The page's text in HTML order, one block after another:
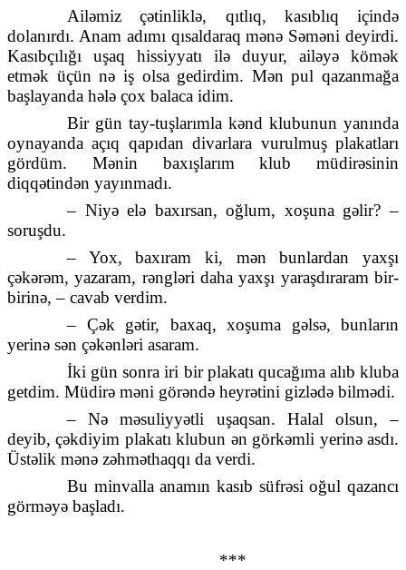
Ailəmiz çətinliklə, qıtlıq, kasıblıq içində
dolanırdı. Anam adımı qısaldaraq mənə Səməni deyirdi.
Kasıbçılığı uşaq hissiyyatı ilə duyur, ailəyə kömək
etmək üçün nə iş olsa gedirdim. Mən pul qazanmağa
başlayanda hələ çox balaca idim.
Bir gün tay-tuşlarımla kənd klubunun yanında
oynayanda açıq qapıdan divarlara vurulmuş plakatları
gördüm. Mənin baxışlarım klub müdirəsinin
diqqətindən yayınmadı.
– Niyə elə baxırsan, oğlum, xoşuna gəlir? –
soruşdu.
– Yox, baxıram ki, mən bunlardan yaxşı
çəkərəm, yazaram, rəngləri daha yaxşı yaraşdıraram bir-
birinə, – cavab verdim.
– Çək gətir, baxaq, xoşuma gəlsə, bunların
yerinə sən çəkənləri asaram.
İki gün sonra iri bir plakatı qucağıma alıb kluba
getdim. Müdirə məni görəndə heyrətini gizlədə bilmədi.
– Nə məsuliyyətli uşaqsan. Halal olsun, –
deyib, çəkdiyim plakatı klubun ən görkəmli yerinə asdı.
Üstəlik mənə zəhməthaqqı da verdi.
Bu minvalla anamın kasıb süfrəsi oğul qazancı
görməyə başladı.
***